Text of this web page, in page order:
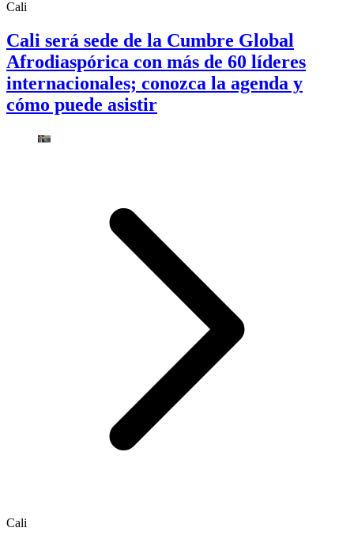
Cali
Cali será sede de la Cumbre Global
Afrodiaspórica con más de 60 líderes
internacionales; conozca la agenda y
cómo puede asistir
Cali